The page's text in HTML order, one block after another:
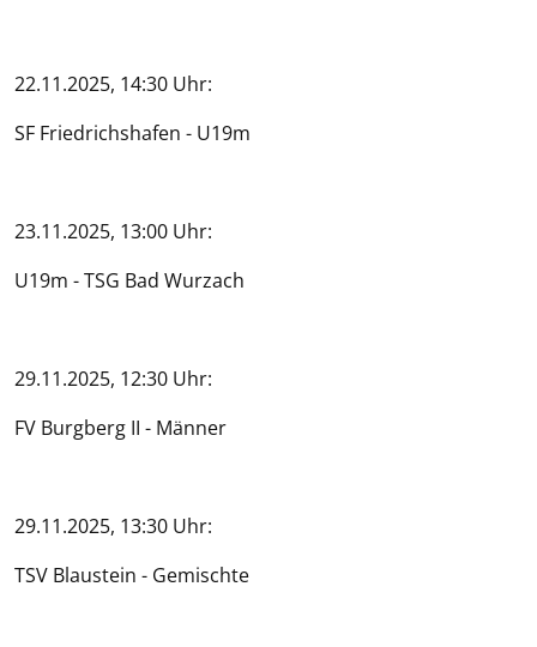
22.11.2025, 14:30 Uhr:
SF Friedrichshafen - U19m
23.11.2025, 13:00 Uhr:
U19m - TSG Bad Wurzach
29.11.2025, 12:30 Uhr:
FV Burgberg II - Männer
29.11.2025, 13:30 Uhr:
TSV Blaustein - Gemischte